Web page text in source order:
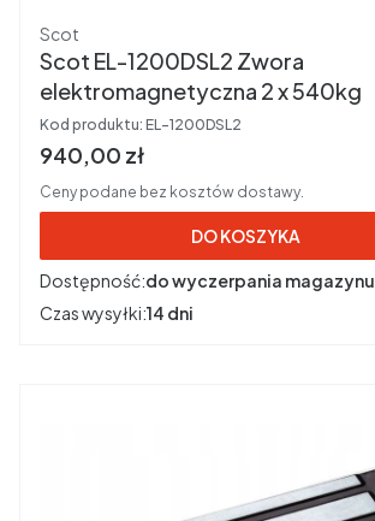
Producent
Scot
Scot EL-1200DSL2 Zwora
elektromagnetyczna 2 x 540kg
Kod produktu: EL-1200DSL2
Cena brutto
940,00 zł
Ceny podane bez kosztów dostawy.
DO KOSZYKA
Dostępność:do wyczerpania magazynu
Czas wysyłki:14 dni